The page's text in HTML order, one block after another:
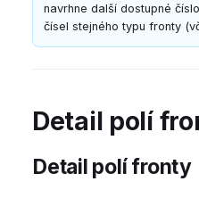
navrhne další dostupné
čísel stejného typu fronty
Detail polí
Detail polí fronty